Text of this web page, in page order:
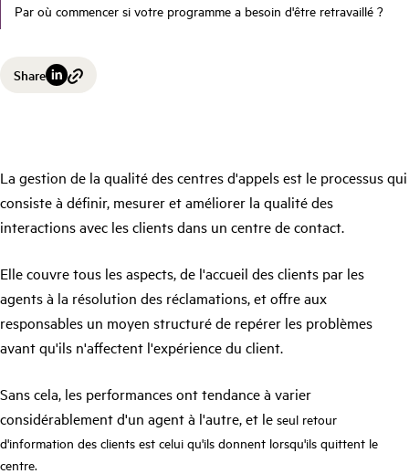
Par où commencer si votre programme a besoin d'être retravaillé ?
Share
La gestion de la qualité des centres d'appels est le processus qui
consiste à définir, mesurer et améliorer la qualité des
interactions avec les clients dans un centre de contact.
Elle couvre tous les aspects, de l'accueil des clients par les
agents à la résolution des réclamations, et offre aux
responsables un moyen structuré de repérer les problèmes
avant qu'ils n'affectent l'expérience du client.
Sans cela, les performances ont tendance à varier
considérablement d'un agent à l'autre, et le seul retour
d'information des clients est celui qu'ils donnent lorsqu'ils quittent le
centre.